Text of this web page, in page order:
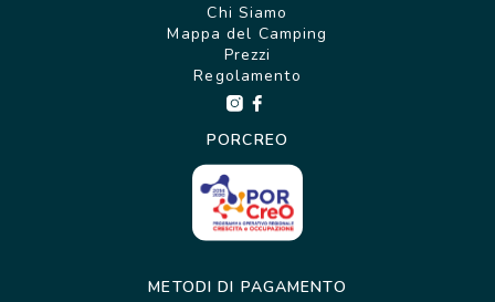
Chi Siamo
Mappa del Camping
Prezzi
Regolamento
PORCREO
METODI DI PAGAMENTO